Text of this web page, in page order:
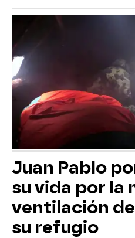
Juan Pablo
su vida por la
ventilación
su refugio